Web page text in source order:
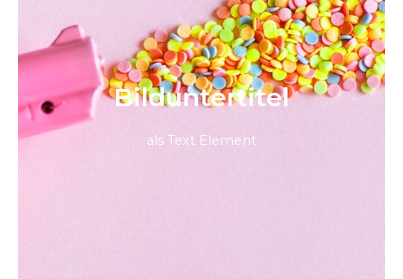
Bild­unter­titel
als Text Element